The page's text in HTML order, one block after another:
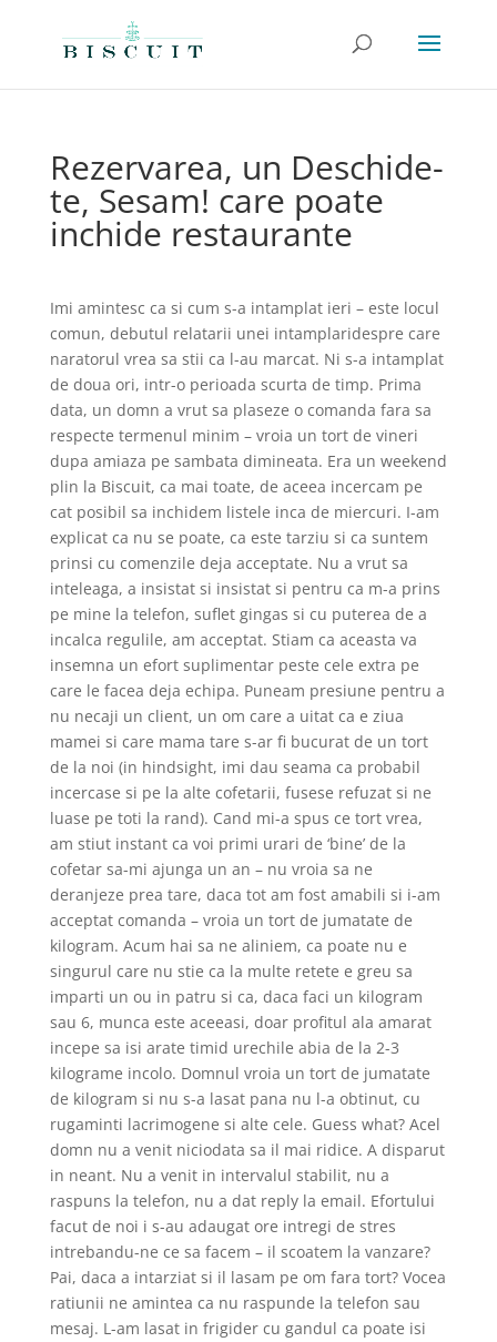
Rezervarea, un Deschide-
te, Sesam! care poate
inchide restaurante
Imi amintesc ca si cum s-a intamplat ieri – este locul
comun, debutul relatarii unei intamplaridespre care
naratorul vrea sa stii ca l-au marcat. Ni s-a intamplat
de doua ori, intr-o perioada scurta de timp. Prima
data, un domn a vrut sa plaseze o comanda fara sa
respecte termenul minim – vroia un tort de vineri
dupa amiaza pe sambata dimineata. Era un weekend
plin la Biscuit, ca mai toate, de aceea incercam pe
cat posibil sa inchidem listele inca de miercuri. I-am
explicat ca nu se poate, ca este tarziu si ca suntem
prinsi cu comenzile deja acceptate. Nu a vrut sa
inteleaga, a insistat si insistat si pentru ca m-a prins
pe mine la telefon, suflet gingas si cu puterea de a
incalca regulile, am acceptat. Stiam ca aceasta va
insemna un efort suplimentar peste cele extra pe
care le facea deja echipa. Puneam presiune pentru a
nu necaji un client, un om care a uitat ca e ziua
mamei si care mama tare s-ar fi bucurat de un tort
de la noi (in hindsight, imi dau seama ca probabil
incercase si pe la alte cofetarii, fusese refuzat si ne
luase pe toti la rand). Cand mi-a spus ce tort vrea,
am stiut instant ca voi primi urari de ‘bine’ de la
cofetar sa-mi ajunga un an – nu vroia sa ne
deranjeze prea tare, daca tot am fost amabili si i-am
acceptat comanda – vroia un tort de jumatate de
kilogram. Acum hai sa ne aliniem, ca poate nu e
singurul care nu stie ca la multe retete e greu sa
imparti un ou in patru si ca, daca faci un kilogram
sau 6, munca este aceeasi, doar profitul ala amarat
incepe sa isi arate timid urechile abia de la 2-3
kilograme incolo. Domnul vroia un tort de jumatate
de kilogram si nu s-a lasat pana nu l-a obtinut, cu
rugaminti lacrimogene si alte cele. Guess what? Acel
domn nu a venit niciodata sa il mai ridice. A disparut
in neant. Nu a venit in intervalul stabilit, nu a
raspuns la telefon, nu a dat reply la email. Efortului
facut de noi i s-au adaugat ore intregi de stres
intrebandu-ne ce sa facem – il scoatem la vanzare?
Pai, daca a intarziat si il lasam pe om fara tort? Vocea
ratiunii ne amintea ca nu raspunde la telefon sau
mesaj. L-am lasat in frigider cu gandul ca poate isi